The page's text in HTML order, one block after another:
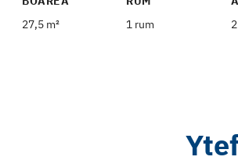
27,5 m²
1 rum